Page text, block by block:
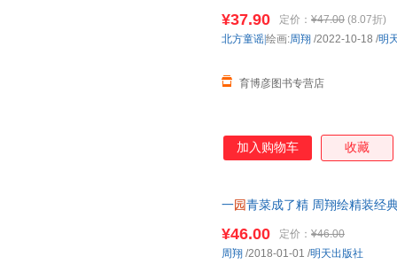
¥37.90 定价： ¥47.00 (8.07折)
育博彦图书专营店
北方童谣|绘画:周翔 /2022-10-18 /明
加入购物车 收藏
一园 青菜成了精 周翔绘精装经
¥46.00 定价： ¥46.00
周翔 /2018-01-01 /明天出版社